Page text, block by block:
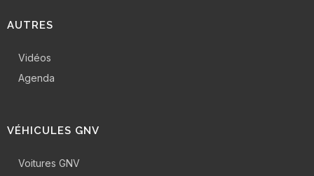
AUTRES
Vidéos
Agenda
VÉHICULES GNV
Voitures GNV